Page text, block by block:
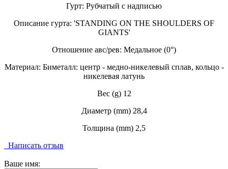
Гурт: Рубчатый с надписью
Описание гурта: 'STANDING ON THE SHOULDERS OF
GIANTS'
Отношение авс/рев: Медальное (0°)
Материал: Биметалл: центр - медно-никелевый сплав, кольцо -
никелевая латунь
Вес (g) 12
Диаметр (mm) 28,4
Толщина (mm) 2,5
Написать отзыв
Ваше имя: